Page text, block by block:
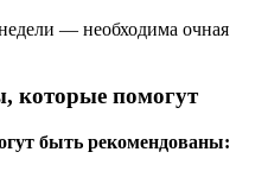
— необходима очная
которые помогут
быть рекомендованы: